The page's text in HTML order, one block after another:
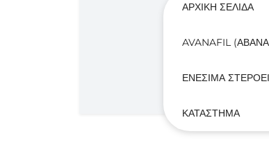
ΑΡΧΙΚΉ ΣΕΛΊΔΑ
AVANAFIL
ΕΝΈΣΙΜΑ
ΚΑΤΆΣΤΗΜΑ